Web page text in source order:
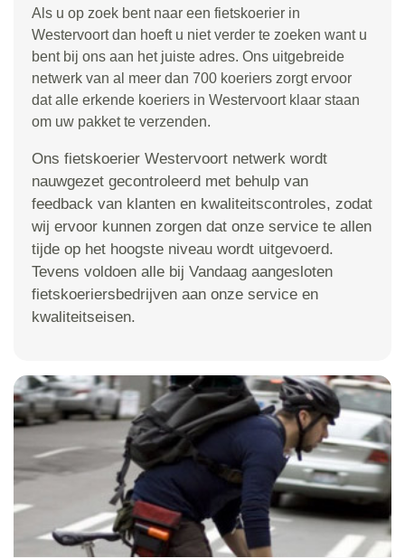
Als u op zoek bent naar een fietskoerier in
Westervoort dan hoeft u niet verder te zoeken want u
bent bij ons aan het juiste adres. Ons uitgebreide
netwerk van al meer dan 700 koeriers zorgt ervoor
dat alle erkende koeriers in Westervoort klaar staan
om uw pakket te verzenden.
Ons fietskoerier Westervoort netwerk wordt
nauwgezet gecontroleerd met behulp van
feedback van klanten en kwaliteitscontroles, zodat
wij ervoor kunnen zorgen dat onze service te allen
tijde op het hoogste niveau wordt uitgevoerd.
Tevens voldoen alle bij Vandaag aangesloten
fietskoeriersbedrijven aan onze service en
kwaliteitseisen.